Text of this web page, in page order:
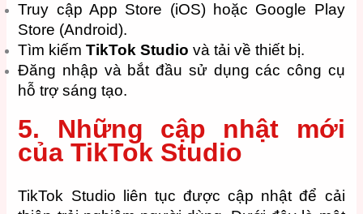
Truy cập App Store (iOS) hoặc Google Play
Store (Android).
Tìm kiếmTikTok Studio và tải về thiết bị.
Đăng nhập và bắt đầu sử dụng các công cụ
hỗ trợ sáng tạo.
5. Những cập nhật mới
của TikTok Studio
TikTok Studio liên tục được cập nhật để cải